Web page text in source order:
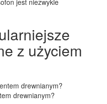
jest niezwykle
z użyciem
drewnianym?